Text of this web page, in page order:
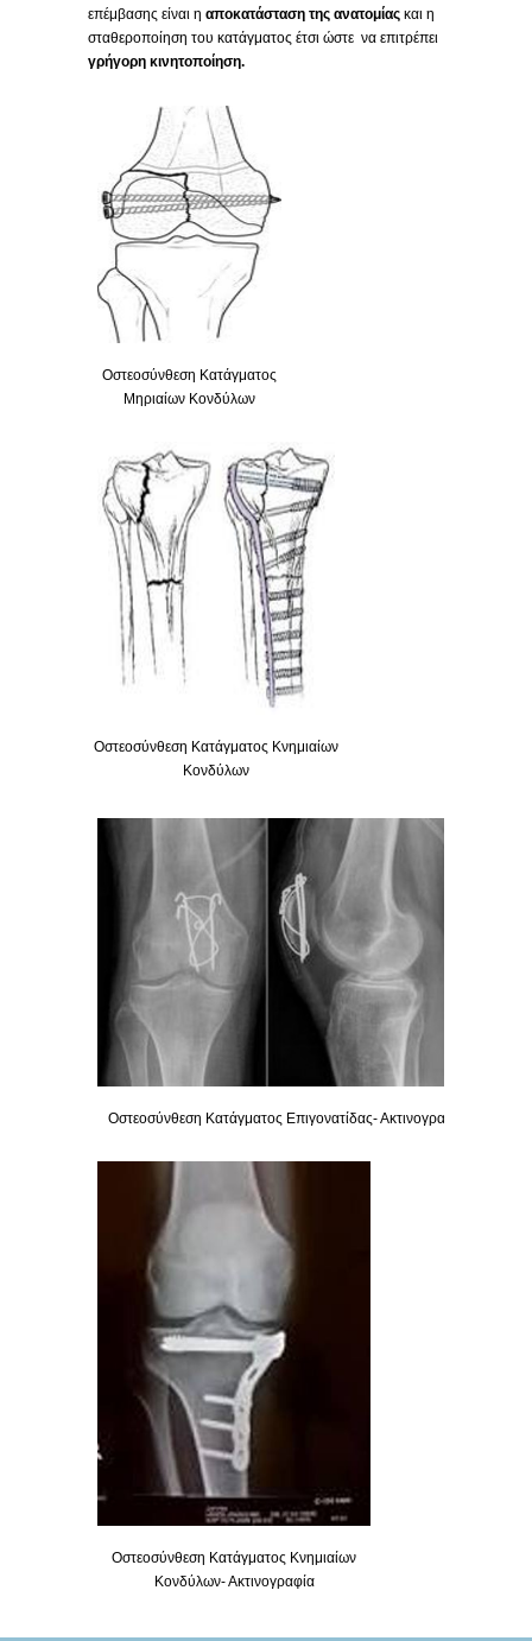
επέμβασης είναι η αποκατάσταση της ανατομίας και η
σταθεροποίηση του κατάγματος έτσι ώστε να επιτρέπει
γρήγορη κινητοποίηση.
Οστεοσύνθεση Κατάγματος
Μηριαίων Κονδύλων
Οστεοσύνθεση Κατάγματος Κνημιαίων
Κονδύλων
Οστεοσύνθεση Κατάγματος Επιγονατίδας- Ακτινογραφία
Οστεοσύνθεση Κατάγματος Κνημιαίων
Κονδύλων- Ακτινογραφία